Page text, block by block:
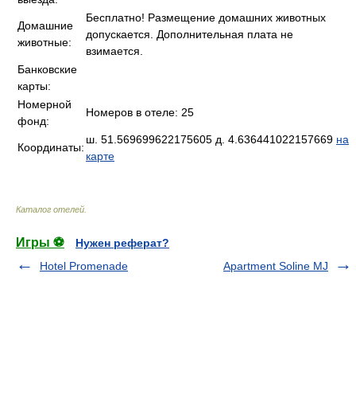
Домашние
животные:
Бесплатно! Размещение домашних животных
допускается. Дополнительная плата не
взимается.
Банковские
карты:
Номерной
фонд:
Номеров в отеле: 25
Координаты:
ш. 51.569699622175605 д. 4.636441022157669 на
карте
Каталог отелей
Игры ⚽
Нужен реферат?
Hotel Promenade
Apartment Soline MJ